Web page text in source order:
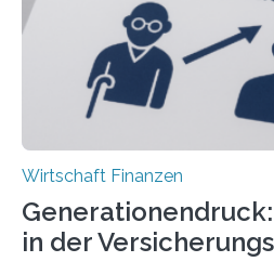
Wirtschaft Finanzen
in der